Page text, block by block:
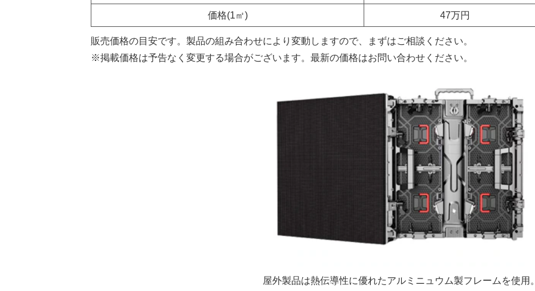
価格(1㎡) 47万円
販売価格の目安です。製品の組み合わせにより変動しますので、まずはご相談ください。
※掲載価格は予告なく変更する場合がございます。最新の価格はお問い合わせください。
屋外製品は熱伝導性に優れたアルミニュウム製フレームを使用。